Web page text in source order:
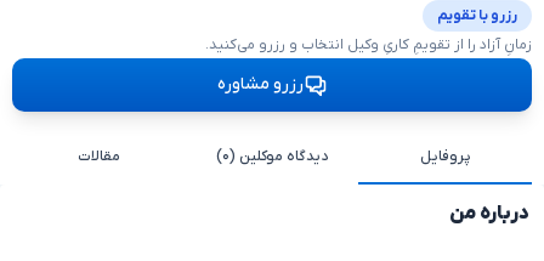
رزرو با تقویم
زمانِ آزاد را از تقویمِ کاریِ وکیل انتخاب و رزرو می‌کنید.
رزرو مشاوره
پروفایل دیدگاه موکلین (۰) مقالات
درباره من